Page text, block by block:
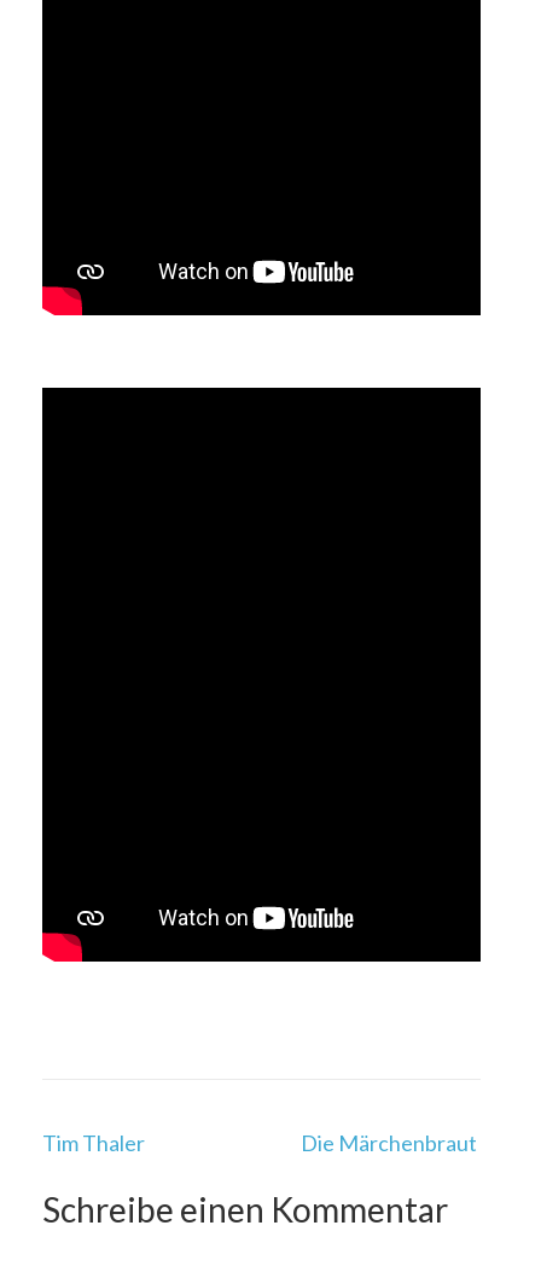
Beitragsnavigation
Tim Thaler Die Märchenbraut
Schreibe einen Kommentar